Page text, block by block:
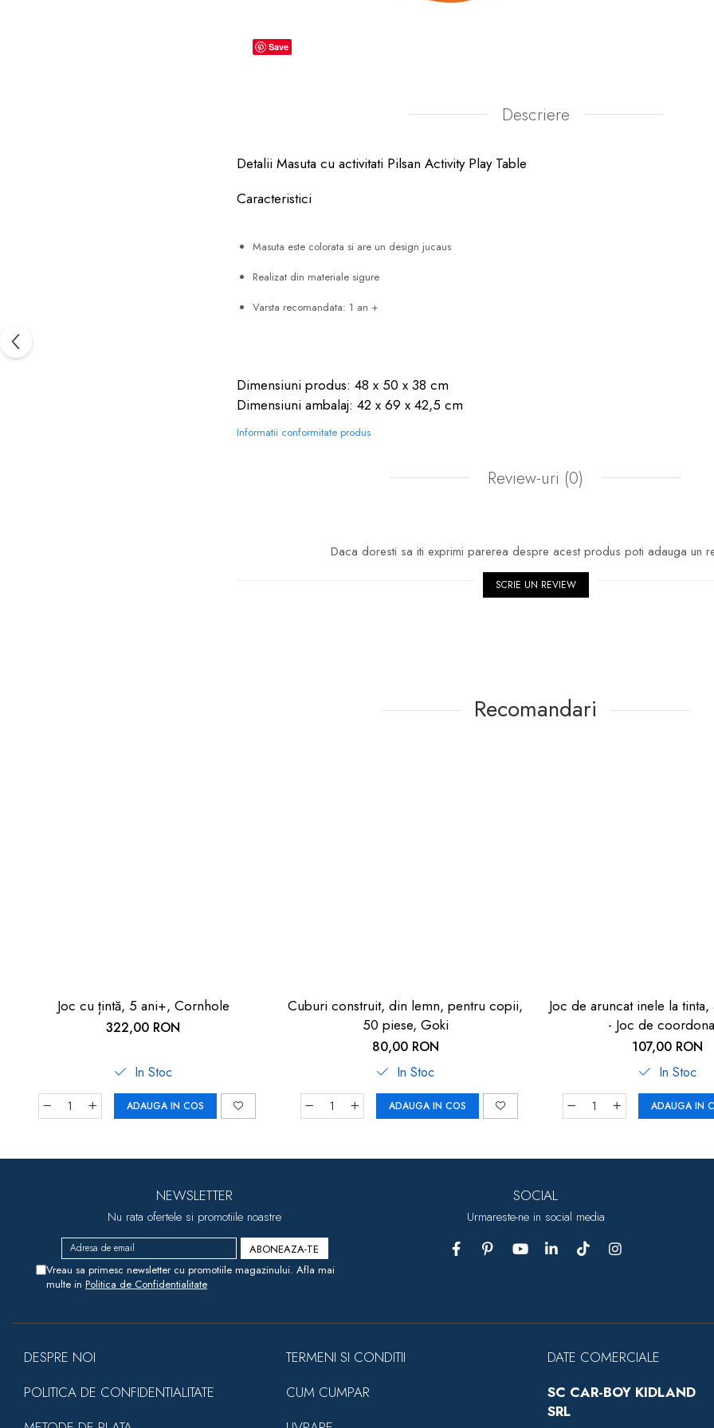
Save
Descriere
Detalii Masuta cu activitati Pilsan Activity Play Table
Caracteristici
Masuta este colorata si are un design jucaus
Realizat din materiale sigure
Varsta recomandata: 1 an +
Dimensiuni produs: 48 x 50 x 38 cm
Dimensiuni ambalaj: 42 x 69 x 42,5 cm
Informatii conformitate produs
Review-uri (0)
Daca doresti sa iti exprimi parerea despre acest produs poti adauga un
SCRIE UN REVIEW
Recomandari
Joc cu țintă, 5 ani+, Cornhole
322,00 RON
In Stoc
ADAUGA IN COS
Cuburi construit, din lemn, pentru copii,
50 piese, Goki
80,00 RON
In Stoc
ADAUGA IN COS
Joc de aruncat inele la
- Joc de
107,00 RON
In Stoc
ADAUGA IN
NEWSLETTER
Nu rata ofertele si promotiile noastre
Vreau sa primesc newsletter cu promotiile magazinului. Afla mai
multe in Politica de Confidentialitate
SOCIAL
Urmareste-ne in social media
DESPRE NOI
POLITICA DE CONFIDENTIALITATE
TERMENI SI CONDITII
CUM CUMPAR
DATE COMERCIALE
SC CAR-BOY KIDLAND
SRL